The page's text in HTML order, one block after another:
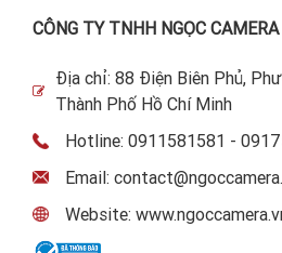
CÔNG TY TNHH NGỌC CAMERA
Địa chỉ: 88 Điện Biên Phủ,
Thành Phố Hồ Chí Minh
Hotline: 0911581581 -
Email:
Website: